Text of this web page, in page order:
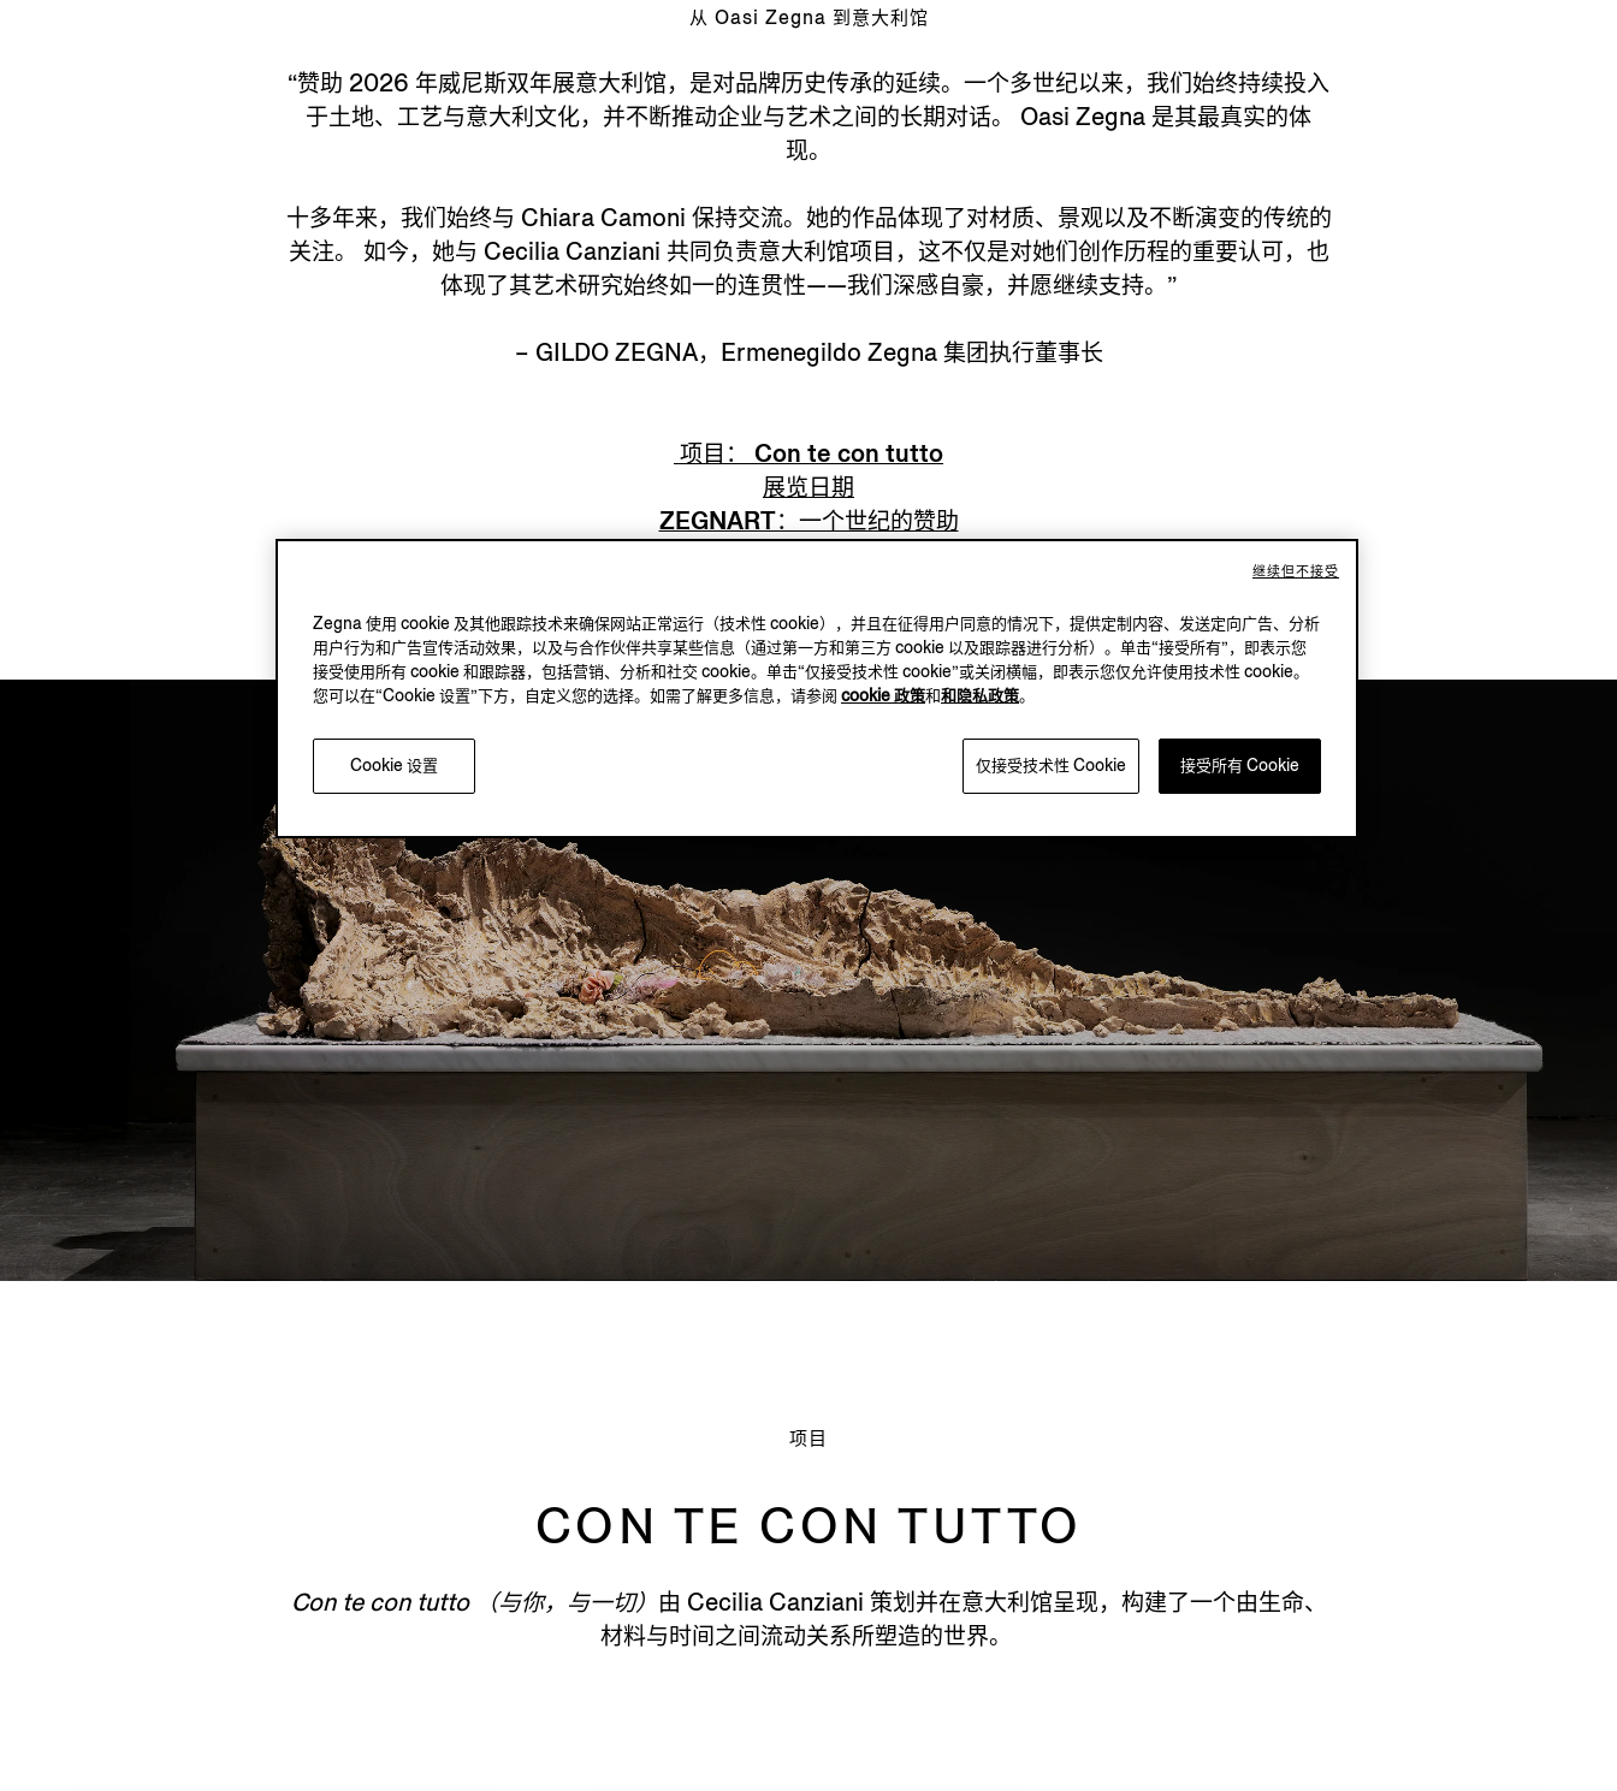
从 Oasi Zegna 到意大利馆
“赞助 2026 年威尼斯双年展意大利馆，是对品牌历史传承的延续。一个多世纪以来，我们始终持续投入
于土地、工艺与意大利文化，并不断推动企业与艺术之间的长期对话。 Oasi Zegna 是其最真实的体
现。
十多年来，我们始终与 Chiara Camoni 保持交流。她的作品体现了对材质、景观以及不断演变的传统的
关注。 如今，她与 Cecilia Canziani 共同负责意大利馆项目，这不仅是对她们创作历程的重要认可，也
体现了其艺术研究始终如一的连贯性——我们深感自豪，并愿继续支持。”
– GILDO ZEGNA，Ermenegildo Zegna 集团执行董事长
项目： Con te con tutto
展览日期
ZEGNART：一个世纪的赞助
项目
CON TE CON TUTTO
Con te con tutto （与你，与一切） 由 Cecilia Canziani 策划并在意大利馆呈现，构建了一个由生命、
材料与时间之间流动关系所塑造的世界。
Zegna 使用 cookie 及其他跟踪技术来确保网站正常运行（技术性 cookie），并且在征得用户同意的情况下，提供定制内容、发送定向广告、分析
用户行为和广告宣传活动效果，以及与合作伙伴共享某些信息（通过第一方和第三方 cookie 以及跟踪器进行分析）。单击“接受所有”，即表示您
接受使用所有 cookie 和跟踪器，包括营销、分析和社交 cookie。单击“仅接受技术性 cookie”或关闭横幅，即表示您仅允许使用技术性 cookie。
您可以在“Cookie 设置”下方，自定义您的选择。如需了解更多信息，请参阅 cookie 政策和和隐私政策。
仅接受技术性 Cookie 接受所有 Cookie
Cookie 设置
继续但不接受